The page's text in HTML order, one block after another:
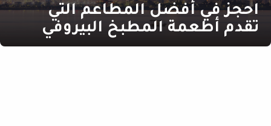
احجز في أفضل المطاعم التي
تقدم أطعمة المطبخ البيروفي